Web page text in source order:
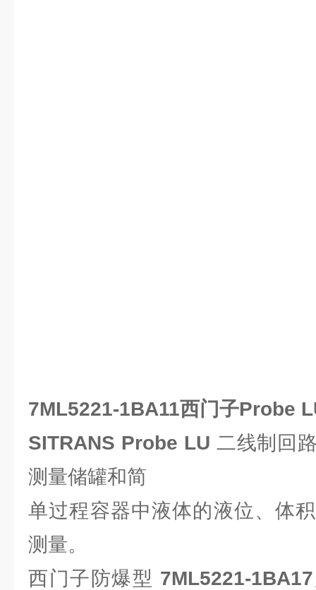
7ML5221-1BA11西门子Probe
SITRANS Probe LU 二线制回
测量储罐和简
单过程容器中液体的液位、体
测量。
西门子防爆型 7ML5221-1BA17